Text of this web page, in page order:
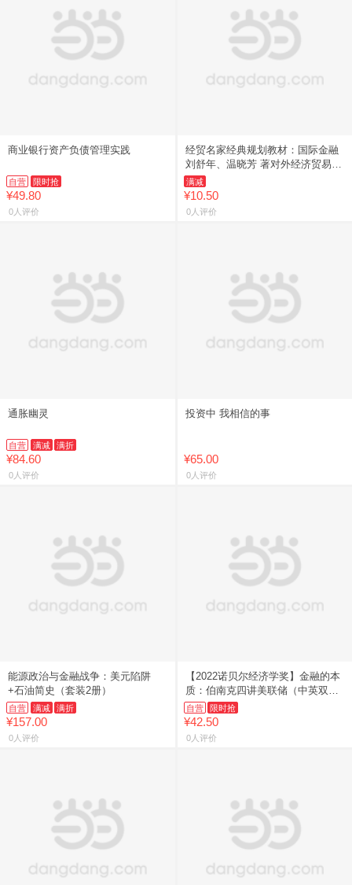
商业银行资产负债管理实践
自营 限时抢
¥49.80
0人评价
经贸名家经典规划教材：国际金融
刘舒年、温晓芳 著对外经济贸易大
学出版社9787811347326
满减
¥10.50
0人评价
通胀幽灵
自营 满减 满折
¥84.60
0人评价
投资中 我相信的事
¥65.00
0人评价
能源政治与金融战争：美元陷阱
+石油简史（套装2册）
自营 满减 满折
¥157.00
0人评价
【2022诺贝尔经济学奖】金融的本
质：伯南克四讲美联储（中英双语
版）解读金融危机三部曲 中信出版
社
自营 限时抢
¥42.50
0人评价